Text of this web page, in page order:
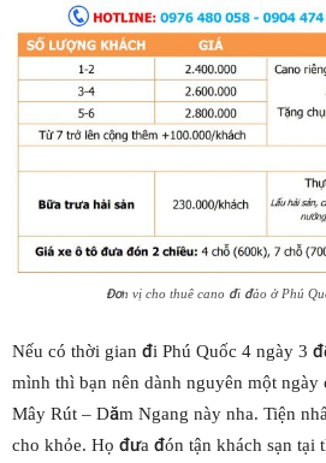
Đơn vị cho thuê cano đi đảo ở Phú
Nếu có thời gian đi Phú Quốc 4 ngày 3
mình thì bạn nên dành nguyên một
Mây Rút – Dăm Ngang này nha. Tiện
cho khỏe. Họ đưa đón tận khách sạn tại